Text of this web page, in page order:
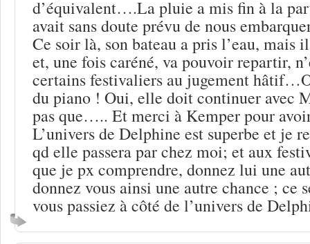
d’équivalent….La pluie a mis fin à la
avait sans doute prévu de nous
Ce soir là, son bateau a pris l’eau, mais
et, une fois caréné, va pouvoir repartir,
certains festivaliers au jugement
du piano ! Oui, elle doit continuer avec
pas que….. Et merci à Kemper pour
L’univers de Delphine est superbe et je
qd elle passera par chez moi; et aux
que je px comprendre, donnez lui une
donnez vous ainsi une autre chance ; ce
vous passiez à côté de l’univers de